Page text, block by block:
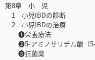
第8章 小 児
1 小児IBDの診断
2 小児IBDの治療
❶栄養療法
❷5-アミノサリチル酸（5-
❸抗菌薬